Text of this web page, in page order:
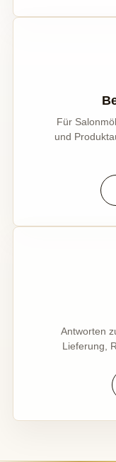
Für
und
Antworten
Lieferung,